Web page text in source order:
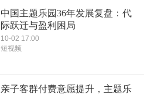
中国主题乐园36年发展复盘：代
际跃迁与盈利困局
10-02 17:00
短视频
亲子客群付费意愿提升，主题乐